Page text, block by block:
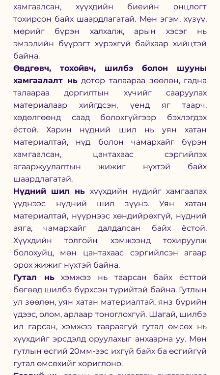
хамгаалсан, хүүхдийн биеийн онцлогт
тохирсон байх шаардлагатай. Мөн эгэм, хүзүү,
мөрийг бүрэн халхалж, арын хэсэг нь
эмээлийн бүүрэгт хүрэхгүй байхаар хийцтэй
байна.
Өвдгөвч, тохойвч, шилбэ болон шууны
хамгаалалт нь дотор талаараа зөөлөн, гадна
талаараа доргилтын хүчийг сааруулах
материалаар хийгдсэн, үенд яг таарч,
хөдөлгөөнд саад болохгүйгээр бэхлэгдэх
ёстой. Харин нүдний шил нь уян хатан
материалтай, нүд болон чамархайг бүрэн
хамгаалсан, цантахаас сэргийлэх
агааржуулалтын жижиг нүхтэй байх
шаардлагатай.
Нүдний шил нь хүүхдийн нүдийг хамгаалах
үүднээс нүдний шил зүүнэ. Уян хатан
материалтай, нүүрнээс хөндийрөхгүй, нүдний
аяга, чамархайг далдалсан байх ёстой.
Хүүхдийн толгойн хэмжээнд тохируулж
болохуйц, мөн цантахаас сэргийлсэн агаар
орох жижиг нүхтэй байна.
Гутал нь хэмжээ нь таарсан байх ёсттой
бөгөөд шилбэ бүрхсэн түрийтэй байна. Гутлын
ул зөөлөн, уян хатан материалтай, янз бүрийн
үдээс, олом, арлаар тоноглохгүй. Шагай, шилбэ
ил гарсан, хэмжээ таараагүй гутал өмсөх нь
хүүхдийг эрсдэлд оруулахыг анхаарна уу. Мөн
гутлын өсгий 20мм-ээс ихгүй байх ба өсгийгүй
гутал өмсөхийг хориглоно.